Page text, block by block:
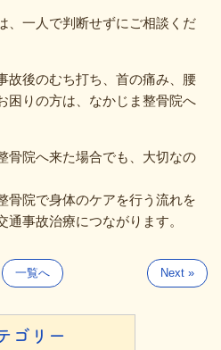
、一人で判断せずにご相談くだ
故後のむち打ち、首の痛み、腰
困りの方は、なかじま整骨院へ
骨院へ来た場合でも、大切なの
骨院で身体のケアを行う流れを
事故治療につながります。
一覧へ Next »
ゴリー